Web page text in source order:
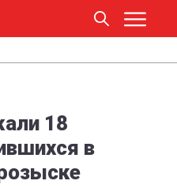
18
в